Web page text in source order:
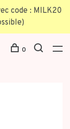
code : MILK20
0